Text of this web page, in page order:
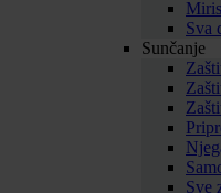
Sva
Sunčanje
Sve